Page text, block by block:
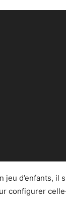
jeu d’enfants, il
configurer